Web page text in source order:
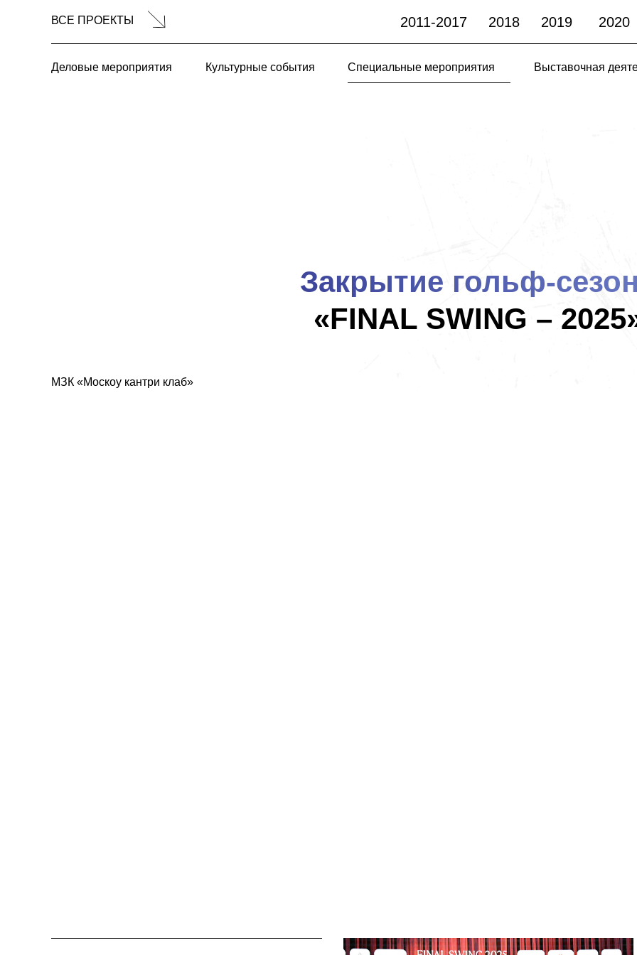
Деловые мероприятия Культурные события Специальные мероприятия Выставочная
2018
2011-2017 2019 2020
ВСЕ ПРОЕКТЫ
Закрытие гольф-
МЗК «Москоу кантри клаб»
«FINAL SWING –